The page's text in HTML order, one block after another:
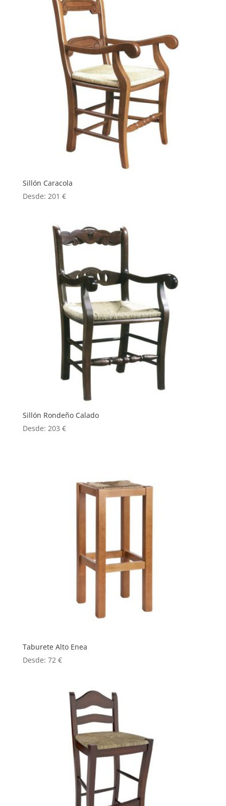
Sillón Caracola
Desde: 201 €
Sillón Rondeño Calado
Desde: 203 €
Taburete Alto Enea
Desde: 72 €